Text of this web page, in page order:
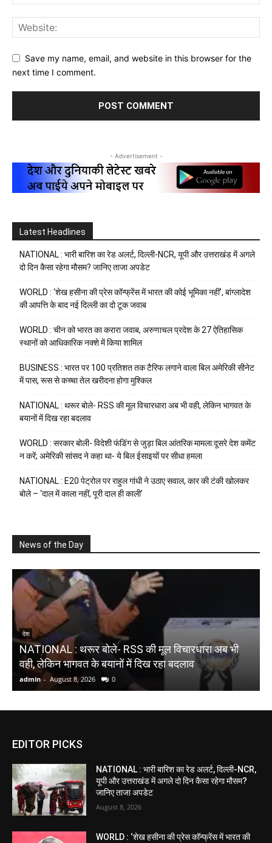
Save my name, email, and website in this browser for the
next time I comment.
- Advertisement -
Latest Headlines
NATIONAL : भारी बारिश का रेड अलर्ट, दिल्ली-NCR, यूपी और उत्तराखंड में अगले
दो दिन कैसा रहेगा मौसम? जानिए ताजा अपडेट
WORLD : ‘शेख हसीना की प्रेस कॉन्फ्रेंस में भारत की कोई भूमिका नहीं’, बांग्लादेश
की आपत्ति के बाद नई दिल्ली का दो टूक जवाब
WORLD : चीन को भारत का करारा जवाब, अरुणाचल प्रदेश के 27 ऐतिहासिक
स्थानों को आधिकारिक नक्शे में किया शामिल
BUSINESS : भारत पर 100 प्रतिशत तक टैरिफ लगाने वाला बिल अमेरिकी सीनेट
में पास, रूस से कच्चा तेल खरीदना होगा मुश्किल
NATIONAL : थरूर बोले- RSS की मूल विचारधारा अब भी वही, लेकिन भागवत के
बयानों में दिख रहा बदलाव
WORLD : सरकार बोली- विदेशी फंडिंग से जुड़ा बिल आंतरिक मामला:दूसरे देश कमेंट
न करें; अमेरिकी सांसद ने कहा था- ये बिल ईसाइयों पर सीधा हमला
NATIONAL : E20 पेट्रोल पर राहुल गांधी ने उठाए सवाल, कार की टंकी खोलकर
बोले – ‘दाल में काला नहीं, पूरी दाल ही काली’
News of the Day
देश
NATIONAL : थरूर बोले- RSS की मूल विचारधारा अब भी
वही, लेकिन भागवत के बयानों में दिख रहा बदलाव
admin - August 8, 2026 0
EDITOR PICKS
NATIONAL : भारी बारिश का रेड अलर्ट, दिल्ली-NCR,
यूपी और उत्तराखंड में अगले दो दिन कैसा रहेगा मौसम?
जानिए ताजा अपडेट
August 8, 2026
WORLD : ‘शेख हसीना की प्रेस कॉन्फ्रेंस में भारत की